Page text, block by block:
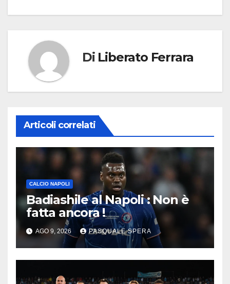
Di Liberato Ferrara
Articoli correlati
CALCIO NAPOLI
Badiashile al Napoli : Non è
fatta ancora !
AGO 9, 2026 PASQUALE SPERA